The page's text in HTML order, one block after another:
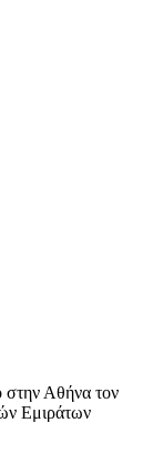
στην Αθήνα τον
Εμιράτων